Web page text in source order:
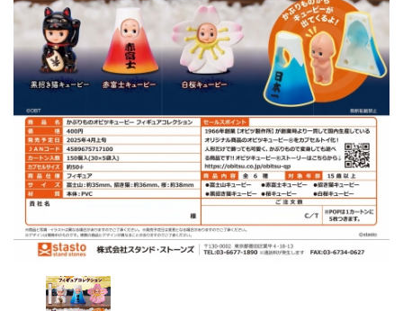
景品・玩具・文具
販促用カプセルトイ
よくあるご質問
ご利用ガイド
06-6282-7659